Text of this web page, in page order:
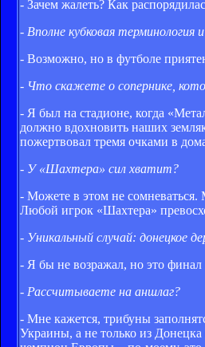
- Зачем жалеть? Как
- Вполне кубковая
- Возможно, но в футболе
- Что скажете о сопернике,
- Я был на стадионе, когда
должно вдохновить наших
пожертвовал тремя очками в
- У «Шахтера» сил хватит?
- Можете в этом не сомневаться.
Любой игрок «Шахтера»
- Уникальный случай: донецкое
- Я бы не возражал, но это
- Рассчитываете на аншлаг?
- Мне кажется, трибуны
Украины, а не только из Донецка